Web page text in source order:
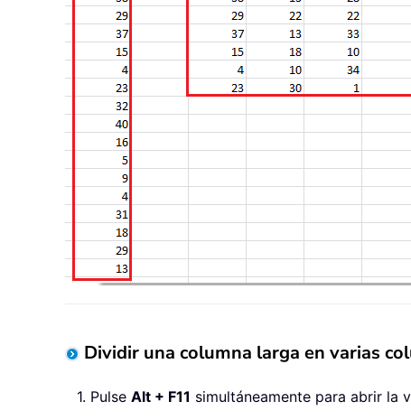
Dividir una columna larga en varias
1. Pulse Alt + F11 simultáneamente para abrir la